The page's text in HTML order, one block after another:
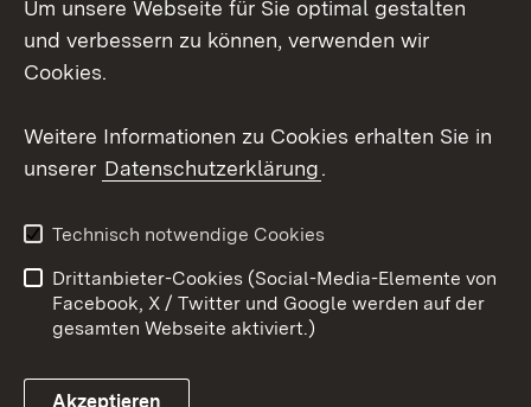
X / Twitter
Youtube
Kontakt
Datenschutz
Barrierefreiheit
Impressum Cookies
Um unsere Webseite für Sie optimal gestalten
und verbessern zu können, verwenden wir
Cookies.
Weitere Informationen zu Cookies erhalten Sie in
unserer Datenschutzerklärung.
Technisch notwendige Cookies
Drittanbieter-Cookies (Social-Media-Elemente von
Facebook, X / Twitter und Google werden auf der
gesamten Webseite aktiviert.)
Akzeptieren